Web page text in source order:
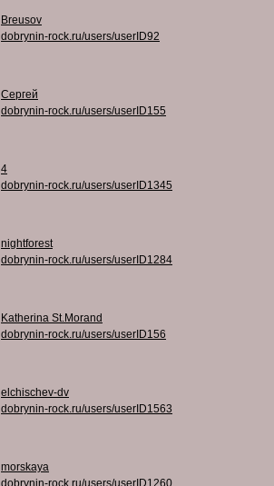
Breusov
dobrynin-rock.ru/users/userID92
Сергей
dobrynin-rock.ru/users/userID155
4
dobrynin-rock.ru/users/userID1345
nightforest
dobrynin-rock.ru/users/userID1284
Katherina St.Morand
dobrynin-rock.ru/users/userID156
elchischev-dv
dobrynin-rock.ru/users/userID1563
morskaya
dobrynin-rock.ru/users/userID1260